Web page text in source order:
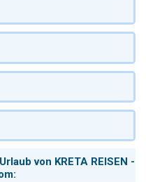
von KRETA REISEN -